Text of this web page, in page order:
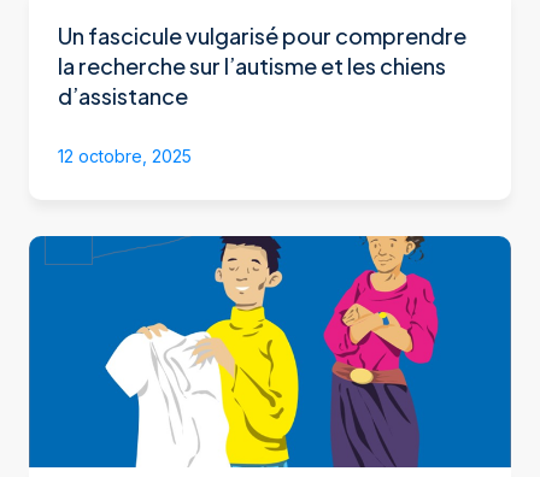
Un fascicule vulgarisé pour comprendre
la recherche sur l’autisme et les chiens
d’assistance
12 octobre, 2025